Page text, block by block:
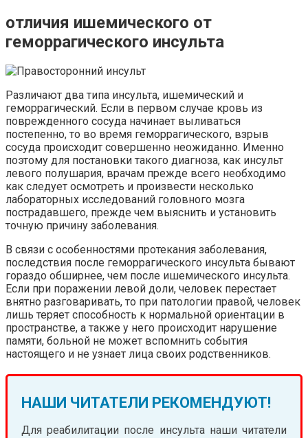
отличия ишемического от
геморрагического инсульта
Различают два типа инсульта, ишемический и
геморрагический. Если в первом случае кровь из
поврежденного сосуда начинает выливаться
постепенно, то во время геморрагического, взрыв
сосуда происходит совершенно неожиданно. Именно
поэтому для постановки такого диагноза, как инсульт
левого полушария, врачам прежде всего необходимо
как следует осмотреть и произвести несколько
лабораторных исследований головного мозга
пострадавшего, прежде чем выяснить и установить
точную причину заболевания.
В связи с особенностями протекания заболевания,
последствия после геморрагического инсульта бывают
гораздо обширнее, чем после ишемического инсульта.
Если при поражении левой доли, человек перестает
внятно разговаривать, то при патологии правой, человек
лишь теряет способность к нормальной ориентации в
пространстве, а также у него происходит нарушение
памяти, больной не может вспомнить события
настоящего и не узнает лица своих родственников.
НАШИ ЧИТАТЕЛИ РЕКОМЕНДУЮТ!
Для реабилитации после инсульта наши читатели